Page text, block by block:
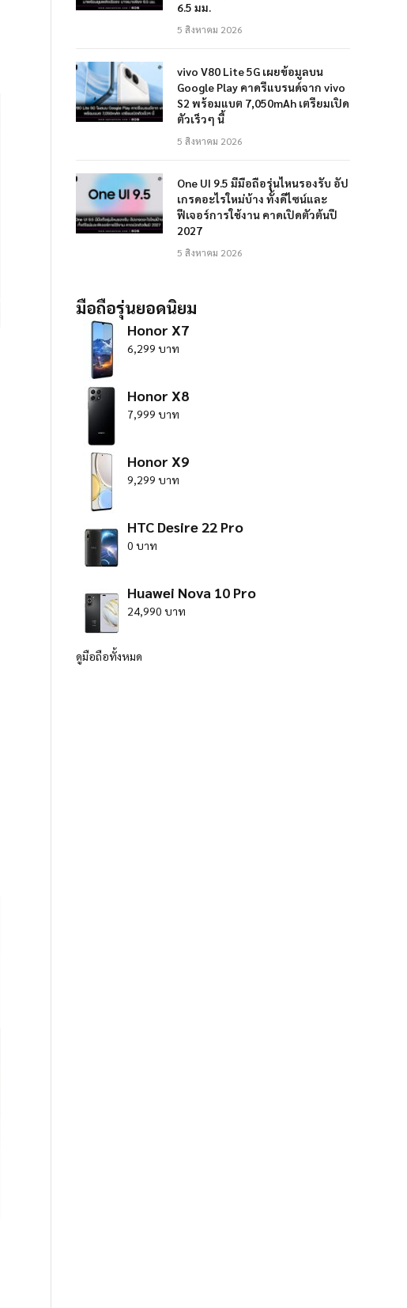
6.5 มม.
5 สิงหาคม 2026
vivo V80 Lite 5G เผยข้อมูลบน
Google Play คาดรีแบรนด์จาก vivo
S2 พร้อมแบต 7,050mAh เตรียมเปิด
ตัวเร็วๆ นี้
5 สิงหาคม 2026
One UI 9.5 มีมือถือรุ่นไหนรองรับ อัป
เกรดอะไรใหม่บ้าง ทั้งดีไซน์และ
ฟีเจอร์การใช้งาน คาดเปิดตัวต้นปี
2027
5 สิงหาคม 2026
มือถือรุ่นยอดนิยม
Honor X7
6,299 บาท
Honor X8
7,999 บาท
Honor X9
9,299 บาท
HTC Desire 22 Pro
0 บาท
Huawei Nova 10 Pro
24,990 บาท
ดูมือถือทั้งหมด